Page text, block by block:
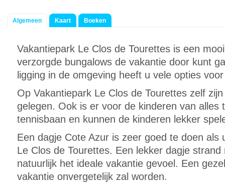
Algemeen Kaart Boeken
Vakantiepark Le Clos de Tourettes is een
verzorgde bungalows de vakantie door kunt
ligging in de omgeving heeft u vele opties
Op Vakantiepark Le Clos de Tourettes zelf
gelegen. Ook is er voor de kinderen van alles
tennisbaan en kunnen de kinderen lekker
Een dagje Cote Azur is zeer goed te doen als
Le Clos de Tourettes. Een lekker dagje
natuurlijk het ideale vakantie gevoel. Een
vakantie onvergetelijk zal worden.